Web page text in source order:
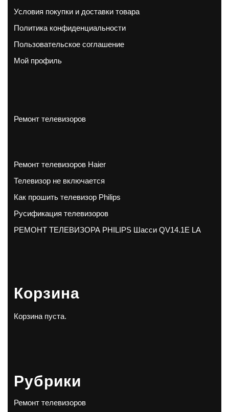
Условия покупки и доставки товара
Политика конфиденциальности
Пользовательское соглашение
Мой профиль
Ремонт телевизоров
Ремонт телевизоров Haier
Телевизор не включается
Как прошить телевизор Philips
Русификация телевизоров
РЕМОНТ ТЕЛЕВИЗОРА PHILIPS Шасси QV14.1E LA
Корзина
Корзина пуста.
Рубрики
Ремонт телевизоров